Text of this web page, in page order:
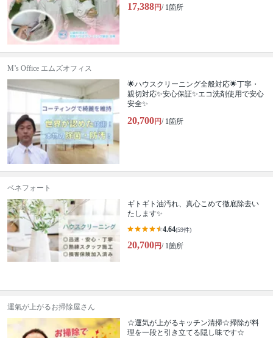
17,388円/ 1箇所
M’s Office エムズオフィス
🌟ハウスクリーニング全般対応🌟丁寧・
親切対応✨安心保証✨エコ洗剤使用で安心
安全✨
20,700円/ 1箇所
ベネフォート
ギトギト油汚れ、真心こめて徹底除去い
たします✨
4.64(59件)
20,700円/ 1箇所
運氣が上がるお掃除屋さん
☆運気が上がるキッチン清掃☆掃除が料
理を一段と引き立てる隠し味です☆